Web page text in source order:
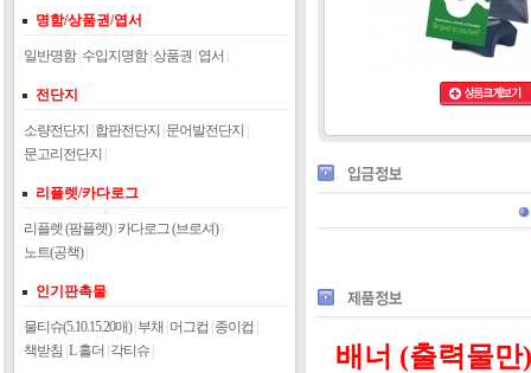
명함/상품권/엽서
일반명함| 수입지명함| 상품권 엽서
전단지
소량전단지 합판전단지 문어발전단지
문고리전단지
리플렛/카다로그
리플렛 (팜플렛)| 카다로그 (브로셔)|
노트(공책)|
인기판촉물
물티슈(5.10.15.20매)| 부채 머그컵 종이컵
책받침 L 홀더 각티슈 배너 (출력물만)